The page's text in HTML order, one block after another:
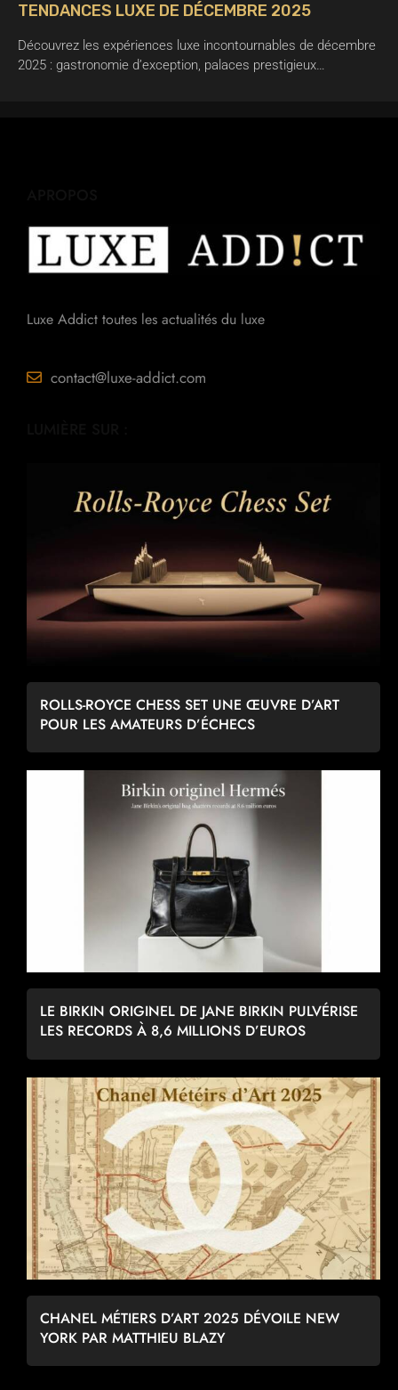
TENDANCES LUXE DE DÉCEMBRE 2025
Découvrez les expériences luxe incontournables de décembre
2025 : gastronomie d’exception, palaces prestigieux…
Luxe Addict toutes les actualités du luxe
contact@luxe-addict.com
ROLLS-ROYCE CHESS SET UNE ŒUVRE D’ART
POUR LES AMATEURS D’ÉCHECS
LE BIRKIN ORIGINEL DE JANE BIRKIN PULVÉRISE
LES RECORDS À 8,6 MILLIONS D’EUROS
CHANEL MÉTIERS D’ART 2025 DÉVOILE NEW
YORK PAR MATTHIEU BLAZY